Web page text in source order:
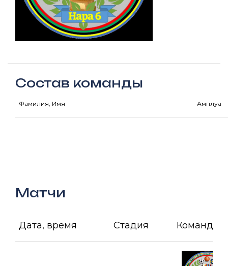
Состав команды
Фамилия, Имя Амплуа
Матчи
Дата, время Стадия Команда А